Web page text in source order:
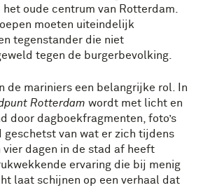
oude centrum van Rotterdam.
moeten uiteindelijk
tegenstander die niet
tegen de burgerbevolking.
de mariniers een belangrijke rol. In
Rotterdam wordt met licht en
door dagboekfragmenten, foto’s
geschetst van wat er zich tijdens
vier dagen in de stad af heeft
ervaring die bij menig
laat schijnen op een verhaal dat